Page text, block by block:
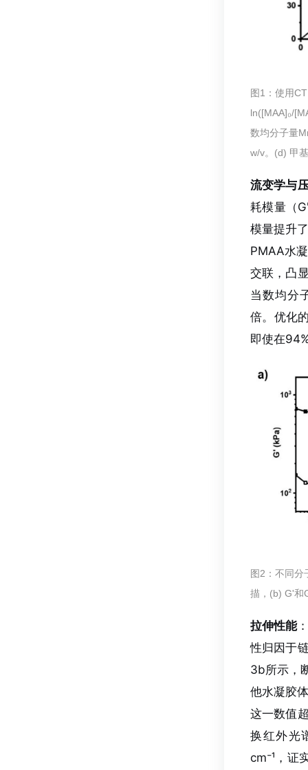
图1：使用
ln([MAA]₀/
数均分子量
w/v。(d) 甲
流变学与
耗模量（
模量提升
PMAA水
交联，凸
当数均分
倍。优化
即使在
图2：不同分
描，(b) G'和
拉伸性能
性归因于
3b所示，
他水凝胶
这一数值
换红外光
cm⁻¹，证